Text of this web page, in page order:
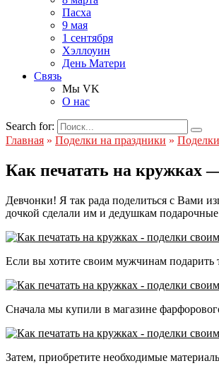
Пасха
9 мая
1 сентября
Хэллоуин
День Матери
Связь
Мы VK
О нас
Search for:
Главная » Поделки на праздники »
Как печатать на кружках
Девчонки! Я так рада поделиться с Вами
дочкой сделали им и дедушкам
Если вы хотите своим мужчинам подарить
Сначала мы купили в магазине
Затем, приобретите необходимые